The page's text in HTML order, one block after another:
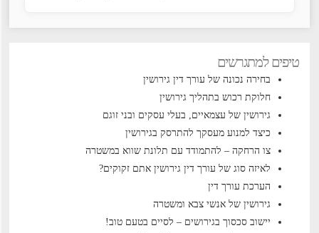
טיפים למתגרשים
בחירה נכונה של עורך דין גירושין
חלוקת רכוש בתהליך גירושין
גירושין של עצמאיים, בעלי עסקים ובני זוגם
כיצד למנוע מעסקך להתרסק בגירושין
צו הרחקה – להתמודד עם תלונת שווא במשטרה
לאיזה סוג של עורך דין גירושין אתם זקוקים?
הערכת עורך דין
גירושין של אנשי צבא ומשטרה
יישוב סכסוך בגירושים – לסיים בטעם טוב!